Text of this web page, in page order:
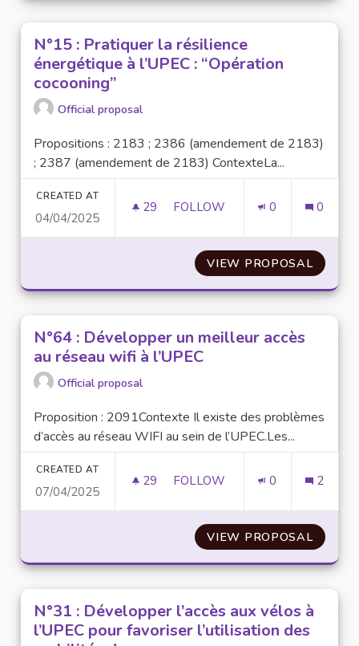
N°15 : Pratiquer la résilience
énergétique à l’UPEC : “Opération
cocooning”
Official proposal
Propositions : 2183 ; 2386 (amendement de 2183)
; 2387 (amendement de 2183) ContexteLa...
CREATED AT
04/04/2025
29 29 FOLLOWERS
FOLLOW 0 0
VIEW PROPOSALN°15 :
N°64 : Développer un meilleur accès
au réseau wifi à l’UPEC
Official proposal
Proposition : 2091Contexte Il existe des problèmes
d’accès au réseau WIFI au sein de l’UPEC.Les...
CREATED AT
07/04/2025
29 29 FOLLOWERS
FOLLOW 0 2
VIEW PROPOSALN°64 :
N°31 : Développer l’accès aux vélos à
l’UPEC pour favoriser l’utilisation des